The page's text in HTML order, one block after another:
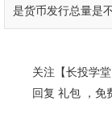
是货币发行总量是
关注【长投学
回复 礼包 ，免